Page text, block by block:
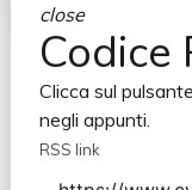
close
Codice
Clicca sul
negli appunti.
RSS link